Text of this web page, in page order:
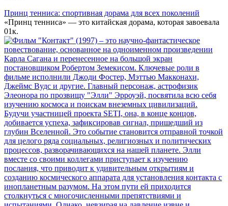
Принц тенниса: спортивная дорама для всех поколений
«Принц тенниса» — это китайская дорама, которая завоевала
01к.